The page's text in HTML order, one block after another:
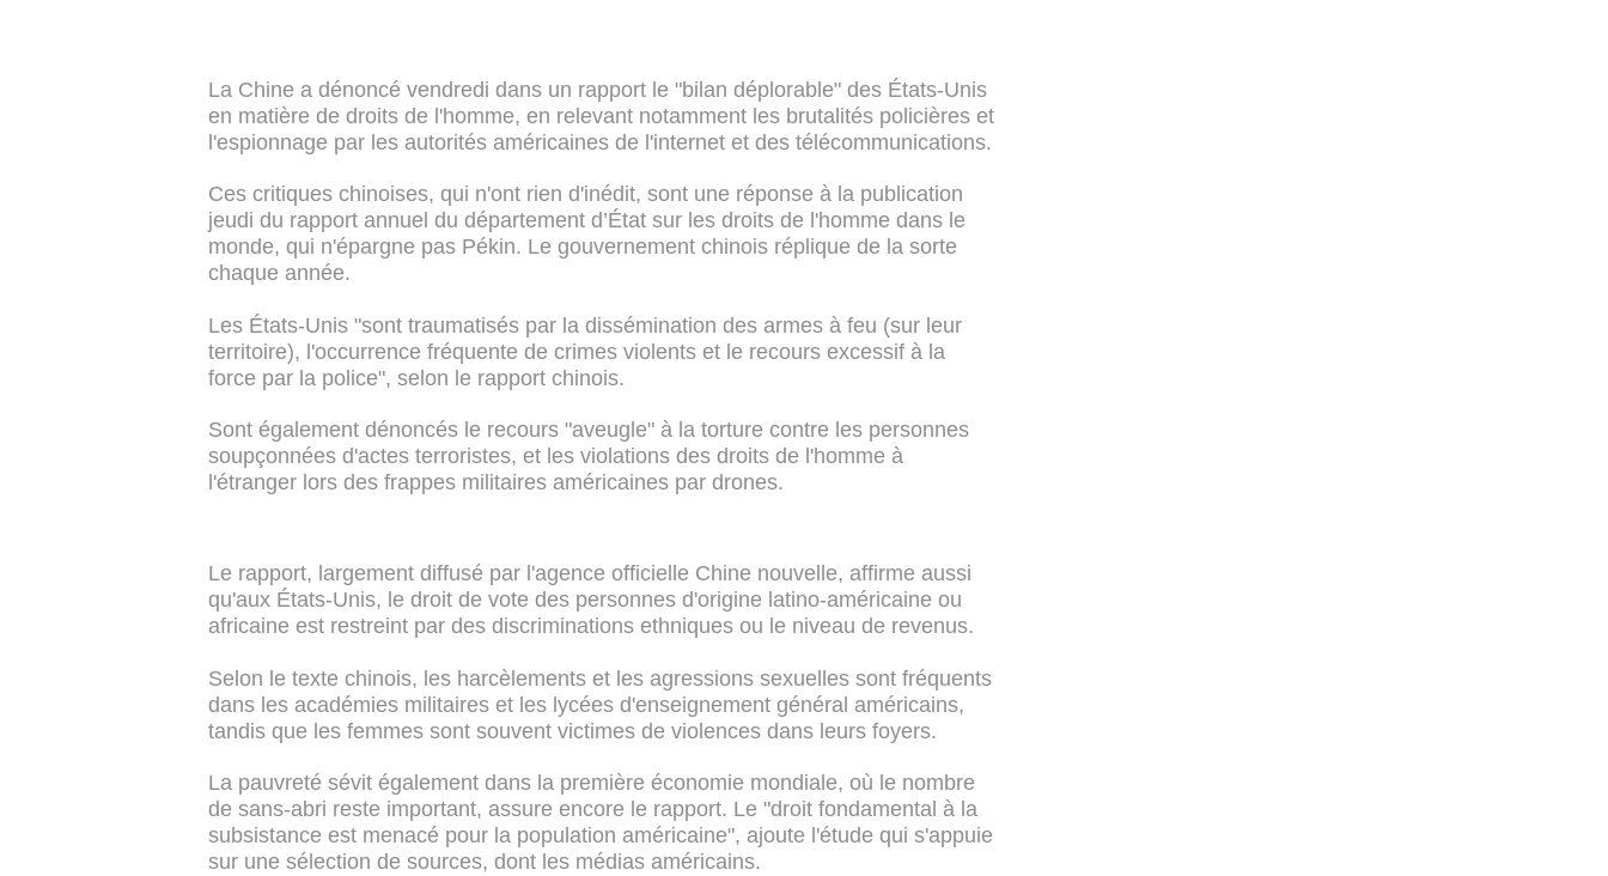
La Chine a dénoncé vendredi dans un rapport le "bilan déplorable" des États-Unis
en matière de droits de l'homme, en relevant notamment les brutalités policières et
l'espionnage par les autorités américaines de l'internet et des télécommunications.
Ces critiques chinoises, qui n'ont rien d'inédit, sont une réponse à la publication
jeudi du rapport annuel du département d’État sur les droits de l'homme dans le
monde, qui n'épargne pas Pékin. Le gouvernement chinois réplique de la sorte
chaque année.
Les États-Unis "sont traumatisés par la dissémination des armes à feu (sur leur
territoire), l'occurrence fréquente de crimes violents et le recours excessif à la
force par la police", selon le rapport chinois.
Sont également dénoncés le recours "aveugle" à la torture contre les personnes
soupçonnées d'actes terroristes, et les violations des droits de l'homme à
l'étranger lors des frappes militaires américaines par drones.
Le rapport, largement diffusé par l'agence officielle Chine nouvelle, affirme aussi
qu'aux États-Unis, le droit de vote des personnes d'origine latino-américaine ou
africaine est restreint par des discriminations ethniques ou le niveau de revenus.
Selon le texte chinois, les harcèlements et les agressions sexuelles sont fréquents
dans les académies militaires et les lycées d'enseignement général américains,
tandis que les femmes sont souvent victimes de violences dans leurs foyers.
La pauvreté sévit également dans la première économie mondiale, où le nombre
de sans-abri reste important, assure encore le rapport. Le "droit fondamental à la
subsistance est menacé pour la population américaine", ajoute l'étude qui s'appuie
sur une sélection de sources, dont les médias américains.